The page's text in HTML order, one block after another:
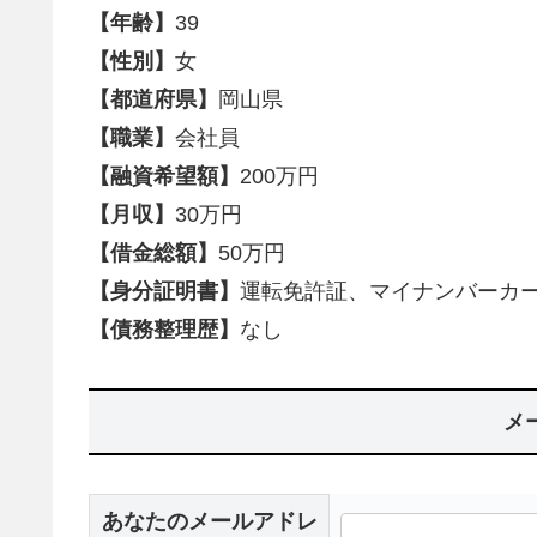
【年齢】 39
【性別】 女
【都道府県】
岡山県
【職業】 会社員
【融資希望額】 200万円
【月収】 30万円
【借金総額】 50万円
【身分証明書】 運転免許証、マイナンバーカ
【債務整理歴】 なし
メ
あなたのメールアドレ